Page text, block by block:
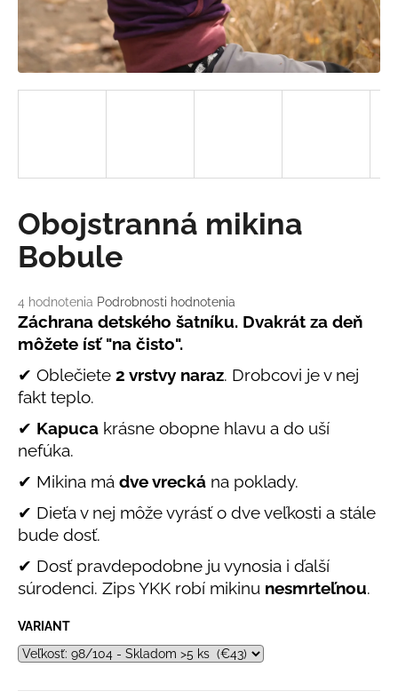
Priemerné
hodnotenie
produktu
je
5,0
z
5
4 hodnotenia Podrobnosti hodnotenia
Obojstranná mikina
Bobule
Záchrana detského šatníku. Dvakrát za deň
môžete ísť "na čisto".
✔ Oblečiete 2 vrstvy naraz. Drobcovi je v nej
fakt teplo.
✔ Kapuca krásne obopne hlavu a do uší
nefúka.
✔ Mikina má dve vrecká na poklady.
✔ Dieťa v nej môže vyrásť o dve veľkosti a stále
bude dosť.
✔ Dosť pravdepodobne ju vynosia i ďalší
súrodenci. Zips YKK robí mikinu nesmrteľnou.
VARIANT
á
j
s
ť
d
p
o
ú
č
a
m
e
LETNÉ
NOHAVICE
ŽLTÉ
€29